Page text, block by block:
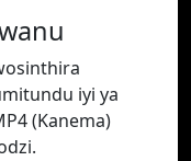
iyi ya
(Kanema)